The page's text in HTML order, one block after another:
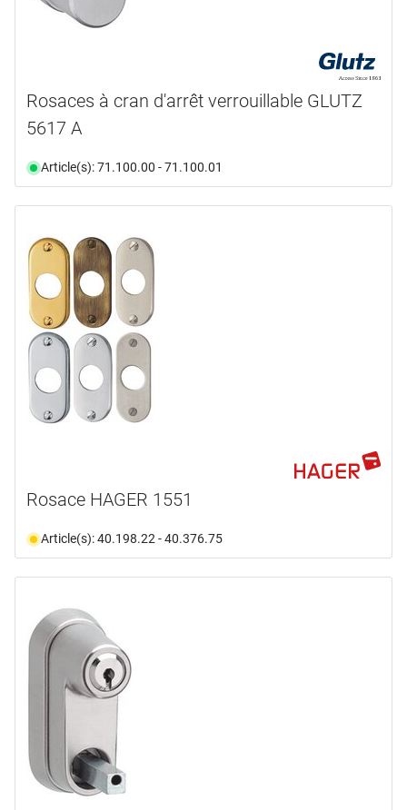
Rosaces à cran d'arrêt verrouillable GLUTZ
5617 A
Article(s): 71.100.00 - 71.100.01
Rosace HAGER 1551
Article(s): 40.198.22 - 40.376.75